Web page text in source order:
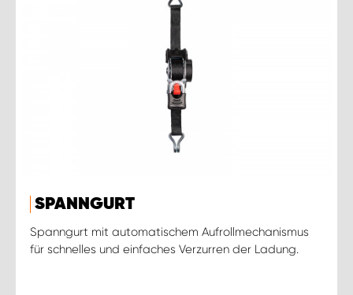
SPANNGURT
Spanngurt mit automatischem Aufrollmechanismus
für schnelles und einfaches Verzurren der Ladung.